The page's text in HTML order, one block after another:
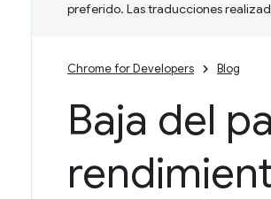
preferido. Las traducciones
Chrome for Developers Blog
Baja del